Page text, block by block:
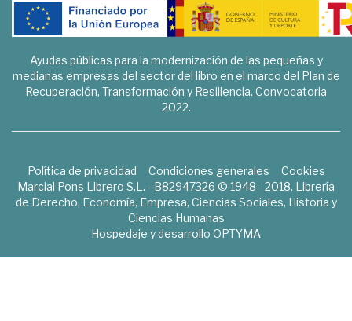
Ayudas públicas para la modernización de las pequeñas y
medianas empresas del sector del libro en el marco del Plan de
Recuperación, Transformación y Resiliencia. Convocatoria
2022.
Política de privacidad Condiciones generales
Cookies
Marcial Pons Librero S.L. - B82947326 © 1948 - 2018. Librería
de Derecho, Economía, Empresa, Ciencias Sociales, Historia y
Ciencias Humanas
Hospedaje y desarrollo OPTYMA